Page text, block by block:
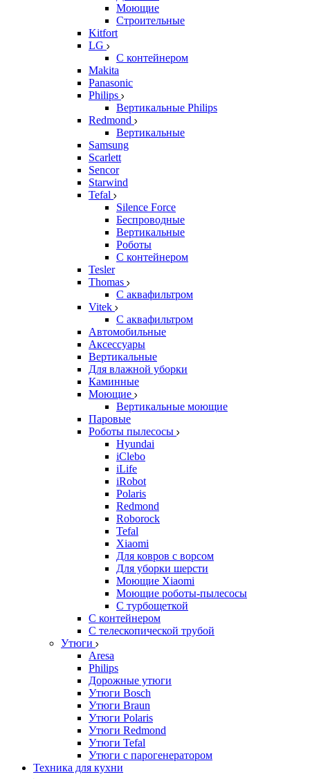
Моющие
Строительные
Kitfort
LG
С контейнером
Makita
Panasonic
Philips
Вертикальные Philips
Redmond
Вертикальные
Samsung
Scarlett
Sencor
Starwind
Tefal
Silence Force
Беспроводные
Вертикальные
Роботы
С контейнером
Tesler
Thomas
С аквафильтром
Vitek
С аквафильтром
Автомобильные
Аксессуары
Вертикальные
Для влажной уборки
Каминные
Моющие
Вертикальные моющие
Паровые
Роботы пылесосы
Hyundai
iClebo
iLife
iRobot
Polaris
Redmond
Roborock
Tefal
Xiaomi
Для ковров с ворсом
Для уборки шерсти
Моющие Xiaomi
Моющие роботы-пылесосы
С турбощеткой
С контейнером
С телескопической трубой
Утюги
Aresa
Philips
Дорожные утюги
Утюги Bosch
Утюги Braun
Утюги Polaris
Утюги Redmond
Утюги Tefal
Утюги с парогенератором
Техника для кухни